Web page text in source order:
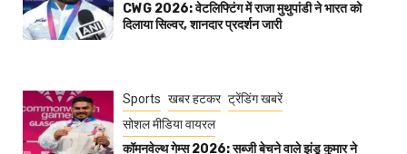
CWG 2026: वेटलिफ्टिंग में राजा मुथुपांडी ने भारत को
दिलाया सिल्वर, शानदार प्रदर्शन जारी
Sports खबर हटकर ट्रेंडिंग खबरें
सोशल मीडिया वायरल
कॉमनवेल्थ गेम्स 2026: सब्जी बेचने वाले झंडू कुमार ने